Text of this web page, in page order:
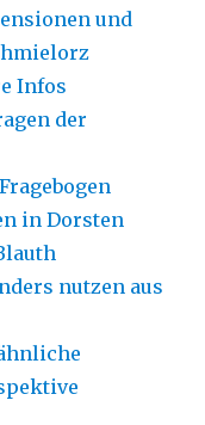
und
Infos
der
in Dorsten
nutzen aus